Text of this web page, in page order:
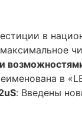
в
в
: Введены